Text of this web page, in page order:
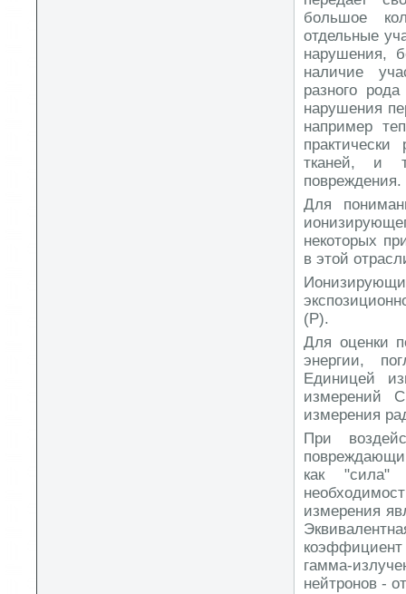
большое
отдельные
нарушения,
наличие
разного
нарушения
например
тканей, и
повреждения.
Для
некоторых
в этой
(Р).
Для оценки
энергии,
Единицей
измерений
измерения
При
как "сила"
измерения
гамма-
нейтронов -